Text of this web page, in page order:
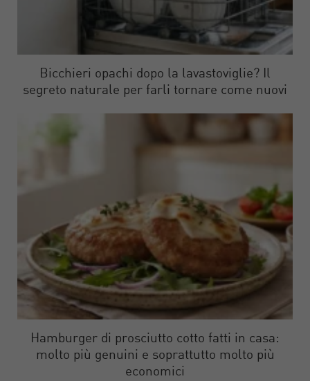
Bicchieri opachi dopo la lavastoviglie? Il
segreto naturale per farli tornare come nuovi
Hamburger di prosciutto cotto fatti in casa:
molto più genuini e soprattutto molto più
economici